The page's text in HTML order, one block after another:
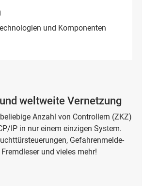
und Komponenten
weltweite Vernetzung
Anzahl von Controllern (ZKZ)
IP in nur einem einzigen System.
Gefahren­melde­
und vieles mehr!